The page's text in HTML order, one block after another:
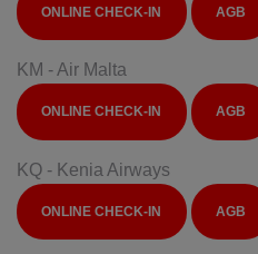
ONLINE CHECK-IN AGB
KM - Air Malta
ONLINE CHECK-IN AGB
KQ - Kenia Airways
ONLINE CHECK-IN AGB